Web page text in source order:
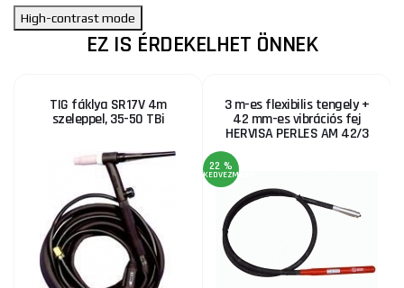
High-contrast mode
EZ IS ÉRDEKELHET ÖNNEK
TIG fáklya SR17V 4m
szeleppel, 35-50 TBi
3 m-es flexibilis tengely +
42 mm-es vibrációs fej
HERVISA PERLES AM 42/3
22 %
KEDVEZMÉNY